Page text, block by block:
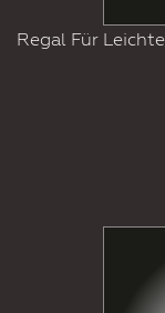
Regal Für